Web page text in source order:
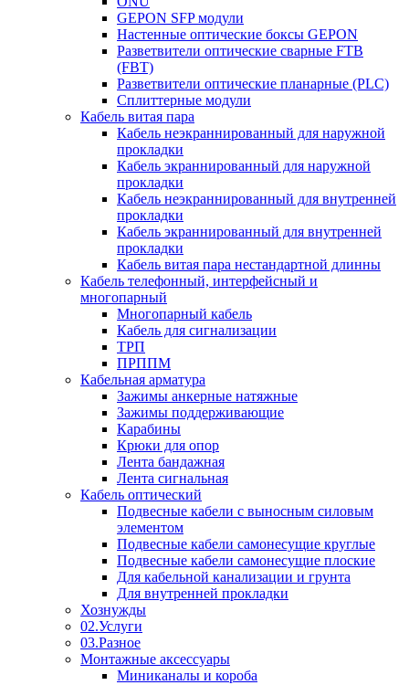
GEPON SFP модули
Настенные оптические боксы GEPON
Разветвители оптические сварные FTB
(FBT)
Разветвители оптические планарные (PLC)
Сплиттерные модули
Кабель витая пара
Кабель неэкраннированный для наружной
прокладки
Кабель экраннированный для наружной
прокладки
Кабель неэкраннированный для внутренней
прокладки
Кабель экраннированный для внутренней
прокладки
Кабель витая пара нестандартной длинны
Кабель телефонный, интерфейсный и
многопарный
Многопарный кабель
Кабель для сигнализации
ТРП
ПРППМ
Кабельная арматура
Зажимы анкерные натяжные
Зажимы поддерживающие
Карабины
Крюки для опор
Лента бандажная
Лента сигнальная
Кабель оптический
Подвесные кабели с выносным силовым
элементом
Подвесные кабели самонесущие круглые
Подвесные кабели самонесущие плоские
Для кабельной канализации и грунта
Для внутренней прокладки
Хознужды
02.Услуги
03.Разное
Монтажные аксессуары
Миниканалы и короба